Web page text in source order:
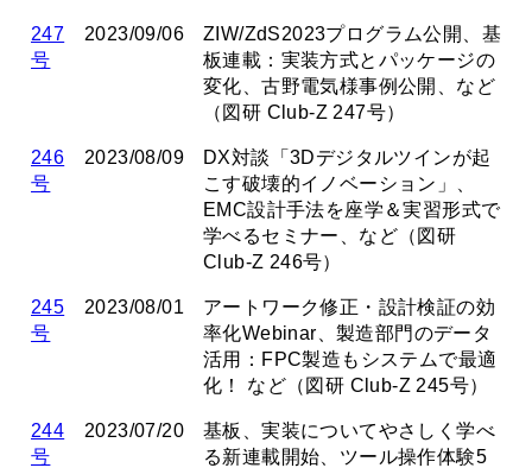
247
号
2023/09/06
ZIW/ZdS2023プログラム公開、基
板連載：実装方式とパッケージの
変化、古野電気様事例公開、など
（図研 Club-Z 247号）
246
号
2023/08/09
DX対談「3Dデジタルツインが起
こす破壊的イノベーション」、
EMC設計手法を座学＆実習形式で
学べるセミナー、など（図研
Club-Z 246号）
245
号
2023/08/01
アートワーク修正・設計検証の効
率化Webinar、製造部門のデータ
活用：FPC製造もシステムで最適
化！ など（図研 Club-Z 245号）
244
号
2023/07/20
基板、実装についてやさしく学べ
る新連載開始、ツール操作体験5